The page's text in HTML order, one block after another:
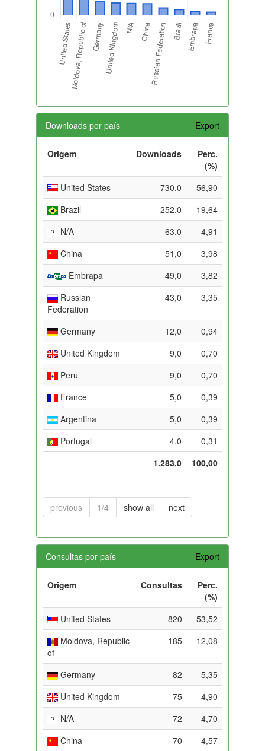
Downloads por país Export
Origem Downloads
Perc.
(%)
United States
730,0
56,90
Brazil
252,0
19,64
N/A
63,0
4,91
China
51,0
3,98
Embrapa
49,0
3,82
Russian
Federation
43,0 3,35
Germany 12,0
0,94
United Kingdom
9,0
0,70
Peru
9,0
0,70
France
5,0
0,39
Argentina
5,0
0,39
Portugal
4,0
0,31
1.283,0
100,00
previous 1/4 show all next
Consultas por país Export
Origem Consultas
Perc.
(%)
United States
820
53,52
Moldova, Republic
of
185 12,08
Germany 82
5,35
United Kingdom
75
4,90
N/A
72
4,70
China
70
4,57